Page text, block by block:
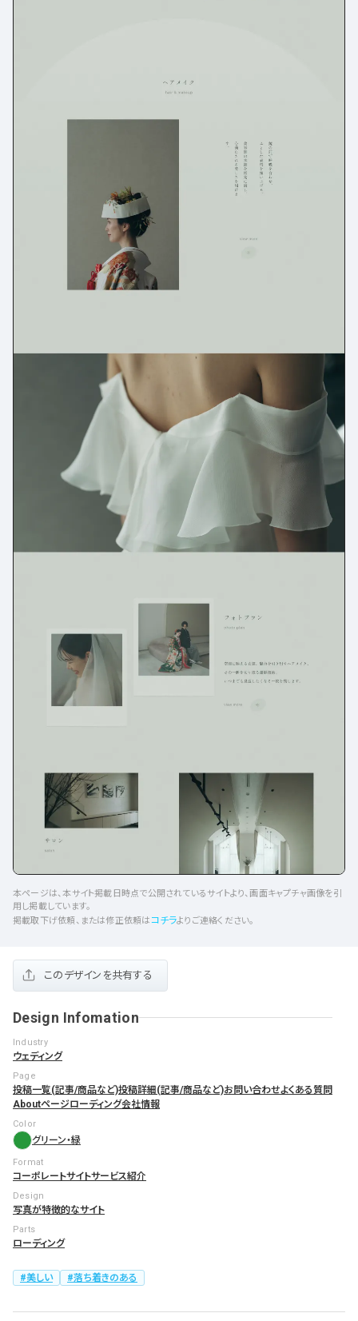
本ページは、本サイト掲載日時点で公開されているサイトより、画面キャプチャ画像を引
用し掲載しています。
掲載取下げ依頼、または修正依頼はコチラよりご連絡ください。
このデザインを共有する
Design Infomation
Industry
ウェディング
Page
投稿一覧(記事/商品など)投稿詳細(記事/商品など)お問い合わせよくある質問
Aboutページローディング会社情報
Color
グリーン・緑
Format
コーポレートサイトサービス紹介
Design
写真が特徴的なサイト
Parts
ローディング
美しい 落ち着きのある